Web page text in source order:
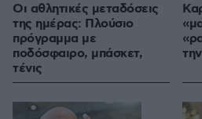
Οι αθλητικές μεταδόσεις
της ημέρας: Πλούσιο
πρόγραμμα με
ποδόσφαιρο, μπάσκετ,
τένις